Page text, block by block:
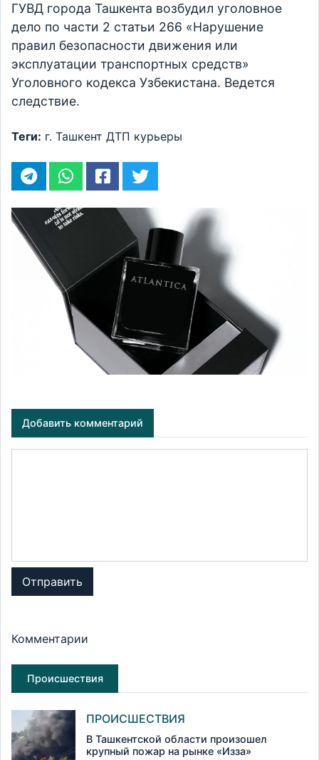
ГУВД города Ташкента возбудил уголовное
дело по части 2 статьи 266 «Нарушение
правил безопасности движения или
эксплуатации транспортных средств»
Уголовного кодекса Узбекистана. Ведется
следствие.
Теги: г. Ташкент ДТП курьеры
Добавить комментарий
Отправить
Комментарии
Происшествия
ПРОИСШЕСТВИЯ
В Ташкентской области произошел
крупный пожар на рынке «Изза»